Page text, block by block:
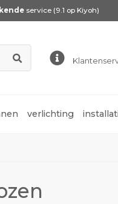
service (9.1 op Kiyoh)
verlichting